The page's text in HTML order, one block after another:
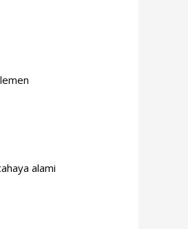
alami